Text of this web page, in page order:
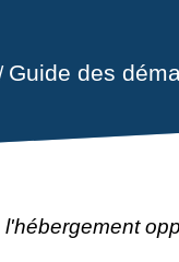
Guide des
l'hébergement